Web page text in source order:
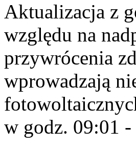
Aktualizacja z
względu na
przywrócenia
wprowadzają
w godz. 09:01